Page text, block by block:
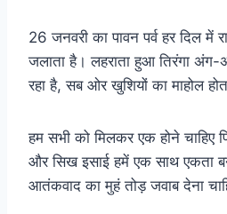
26 जनवरी का पावन पर्व हर दिल में
जलाता है। लहराता हुआ तिरंगा
रहा है, सब ओर खुशियों का माहोल
हम सभी को मिलकर एक होने चाहिए
और सिख इसाई हमें एक साथ एकता
आतंकवाद का मुहं तोड़ जवाब देना